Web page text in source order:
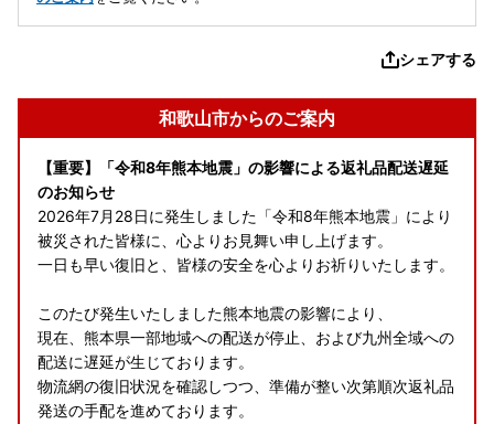
シェアする
和歌山市からのご案内
【重要】「令和8年熊本地震」の影響による返礼品配送遅延
のお知らせ
2026年7月28日に発生しました「令和8年熊本地震」により
被災された皆様に、心よりお見舞い申し上げます。
一日も早い復旧と、皆様の安全を心よりお祈りいたします。
このたび発生いたしました熊本地震の影響により、
現在、熊本県一部地域への配送が停止、および九州全域への
配送に遅延が生じております。
物流網の復旧状況を確認しつつ、準備が整い次第順次返礼品
発送の手配を進めております。